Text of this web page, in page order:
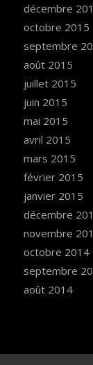
décembre
octobre 2015
septembre
août 2015
juillet 2015
juin 2015
mai 2015
avril 2015
mars 2015
février 2015
janvier 2015
décembre
novembre
octobre 2014
septembre
août 2014